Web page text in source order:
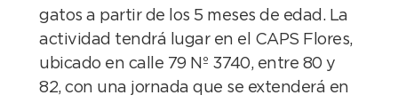
gatos a partir de los 5 meses de edad. La
actividad tendrá lugar en el CAPS Flores,
ubicado en calle 79 Nº 3740, entre 80 y
82, con una jornada que se extenderá en